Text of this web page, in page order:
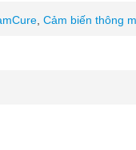
Cảm biến thông